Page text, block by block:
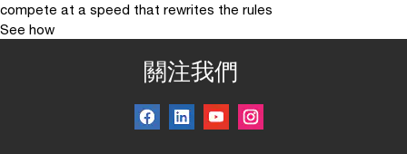
compete at a speed that rewrites the rules
See how
關注我們